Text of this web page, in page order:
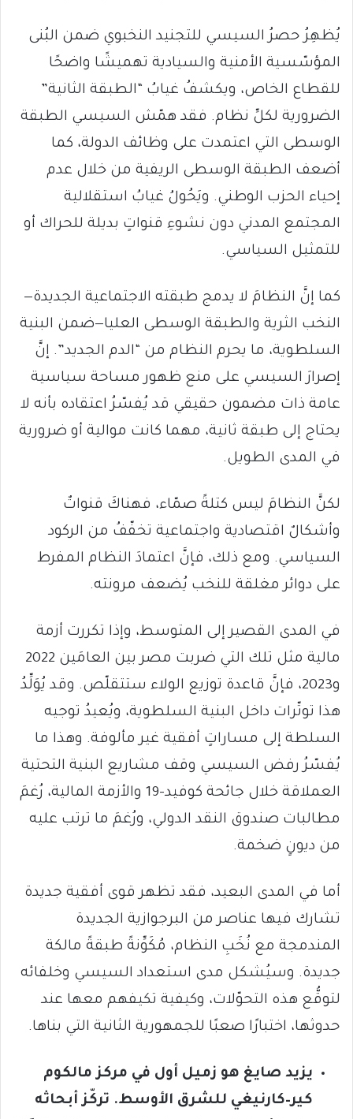
يُظهِرُ حصرُ السيسي للتجنيد النخبوي ضمن البُنى
المؤسّسية الأمنية والسيادية تهميشًا واضحًا
للقطاع الخاص، ويكشفُ غيابُ “الطبقة الثانية”
الضرورية لكلِّ نظام. فقد همّش السيسي الطبقة
الوسطى التي اعتمدت على وظائف الدولة، كما
أضعف الطبقة الوسطى الريفية من خلال عدم
إحياء الحزب الوطني. ويَحُولُ غيابُ استقلالية
المجتمع المدني دون نشوءِ قنواتٍ بديلة للحراك أو
للتمثيل السياسي.
كما إنَّ النظامَ لا يدمج طبقته الاجتماعية الجديدة—
النخب الثرية والطبقة الوسطى العليا—ضمن البنية
السلطوية، ما يحرم النظام من “الدم الجديد”. إنَّ
إصرارَ السيسي على منع ظهور مساحة سياسية
عامة ذات مضمون حقيقي قد يُفسّرُ اعتقاده بأنه لا
يحتاج إلى طبقة ثانية، مهما كانت موالية أو ضرورية
في المدى الطويل.
لكنَّ النظامَ ليس كتلةً صمّاء، فهناكَ قنواتٌ
وأشكالٌ اقتصادية واجتماعية تخفّفُ من الركود
السياسي. ومع ذلك، فإنَّ اعتمادَ النظام المفرط
على دوائر مغلقة للنخب يُضعف مرونته.
في المدى القصير إلى المتوسط، وإذا تكررت أزمة
مالية مثل تلك التي ضربت مصر بين العامَين 2022
و2023، فإنَّ قاعدة توزيع الولاء ستتقلّص. وقد يُوَلِّدُ
هذا توتّرات داخل البنية السلطوية، ويُعيدُ توجيه
السلطة إلى مساراتٍ أفقية غير مألوفة. وهذا ما
يُفسّرُ رفض السيسي وقف مشاريع البنية التحتية
العملاقة خلال جائحة كوفيد-19 والأزمة المالية، رُغمَ
مطالبات صندوق النقد الدولي، ورُغمَ ما ترتب عليه
من ديونٍ ضخمة.
أما في المدى البعيد، فقد تظهر قوى أفقية جديدة
تشارك فيها عناصر من البرجوازية الجديدة
المندمجة مع نُخَبِ النظام، مُكَوِّنةً طبقةً مالكة
جديدة. وسيُشكل مدى استعداد السيسي وخلفائه
لتوقُّع هذه التحوّلات، وكيفية تكيفهم معها عند
حدوثها، اختبارًا صعبًا للجمهورية الثانية التي بناها.
يزيد صايغ هو زميل أول في مركز مالكوم
كير–كارنيغي للشرق الأوسط. تركّز أبحاثه